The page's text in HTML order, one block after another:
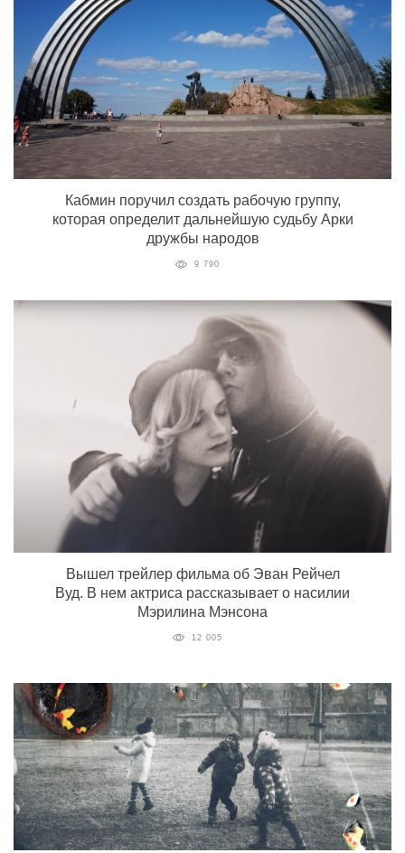
Кабмин поручил создать рабочую группу,
которая определит дальнейшую судьбу Арки
дружбы народов
9 790
Вышел трейлер фильма об Эван Рейчел
Вуд. В нем актриса рассказывает о насилии
Мэрилина Мэнсона
12 005